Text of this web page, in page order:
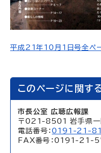
平成21年10月1日号全ペー
このページに関す
市長公室 広聴広報課
〒021-8501 岩手県一
電話番号：0191-21-
FAX番号：0191-21-